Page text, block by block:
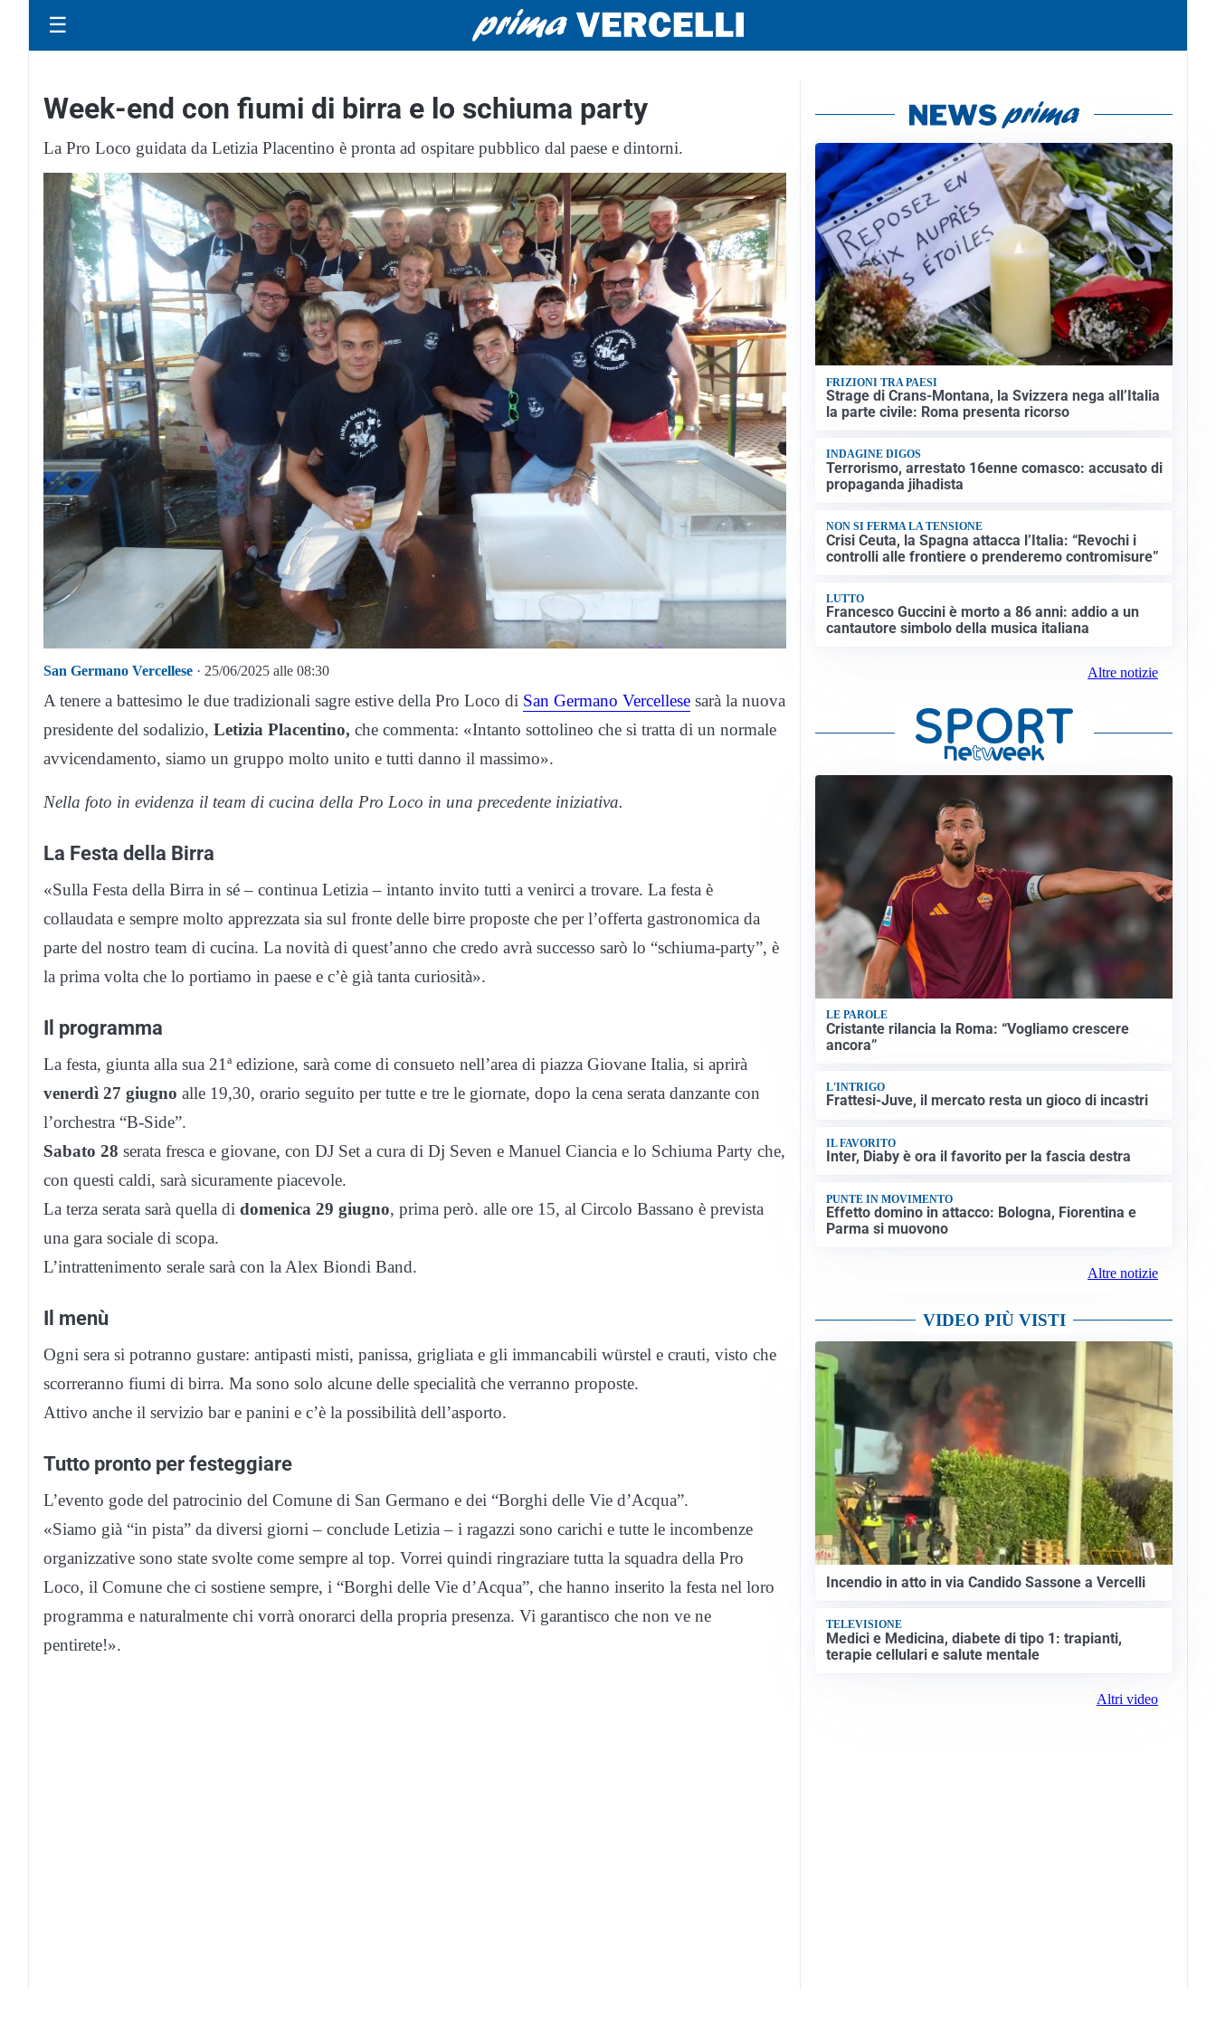
☰
Week-end con fiumi di birra e lo schiuma party
La Pro Loco guidata da Letizia Placentino è pronta ad ospitare pubblico dal paese e dintorni.
San Germano Vercellese · 25/06/2025 alle 08:30
A tenere a battesimo le due tradizionali sagre estive della Pro Loco di San Germano Vercellese sarà la nuova
presidente del sodalizio, Letizia Placentino, che commenta: «Intanto sottolineo che si tratta di un normale
avvicendamento, siamo un gruppo molto unito e tutti danno il massimo».
Nella foto in evidenza il team di cucina della Pro Loco in una precedente iniziativa.
La Festa della Birra
«Sulla Festa della Birra in sé – continua Letizia – intanto invito tutti a venirci a trovare. La festa è
collaudata e sempre molto apprezzata sia sul fronte delle birre proposte che per l’offerta gastronomica da
parte del nostro team di cucina. La novità di quest’anno che credo avrà successo sarò lo “schiuma-party”, è
la prima volta che lo portiamo in paese e c’è già tanta curiosità».
Il programma
La festa, giunta alla sua 21ª edizione, sarà come di consueto nell’area di piazza Giovane Italia, si aprirà
venerdì 27 giugno alle 19,30, orario seguito per tutte e tre le giornate, dopo la cena serata danzante con
l’orchestra “B-Side”.
Sabato 28 serata fresca e giovane, con DJ Set a cura di Dj Seven e Manuel Ciancia e lo Schiuma Party che,
con questi caldi, sarà sicuramente piacevole.
La terza serata sarà quella di domenica 29 giugno, prima però. alle ore 15, al Circolo Bassano è prevista
una gara sociale di scopa.
L’intrattenimento serale sarà con la Alex Biondi Band.
Il menù
Ogni sera si potranno gustare: antipasti misti, panissa, grigliata e gli immancabili würstel e crauti, visto che
scorreranno fiumi di birra. Ma sono solo alcune delle specialità che verranno proposte.
Attivo anche il servizio bar e panini e c’è la possibilità dell’asporto.
Tutto pronto per festeggiare
L’evento gode del patrocinio del Comune di San Germano e dei “Borghi delle Vie d’Acqua”.
«Siamo già “in pista” da diversi giorni – conclude Letizia – i ragazzi sono carichi e tutte le incombenze
organizzative sono state svolte come sempre al top. Vorrei quindi ringraziare tutta la squadra della Pro
Loco, il Comune che ci sostiene sempre, i “Borghi delle Vie d’Acqua”, che hanno inserito la festa nel loro
programma e naturalmente chi vorrà onorarci della propria presenza. Vi garantisco che non ve ne
pentirete!».
FRIZIONI TRA PAESI
Strage di Crans-Montana, la Svizzera nega all’Italia
la parte civile: Roma presenta ricorso
INDAGINE DIGOS
Terrorismo, arrestato 16enne comasco: accusato di
propaganda jihadista
NON SI FERMA LA TENSIONE
Crisi Ceuta, la Spagna attacca l’Italia: “Revochi i
controlli alle frontiere o prenderemo contromisure”
LUTTO
Francesco Guccini è morto a 86 anni: addio a un
cantautore simbolo della musica italiana
Altre notizie
LE PAROLE
Cristante rilancia la Roma: “Vogliamo crescere
ancora”
L'INTRIGO
Frattesi-Juve, il mercato resta un gioco di incastri
IL FAVORITO
Inter, Diaby è ora il favorito per la fascia destra
PUNTE IN MOVIMENTO
Effetto domino in attacco: Bologna, Fiorentina e
Parma si muovono
Altre notizie
VIDEO PIÙ VISTI
Incendio in atto in via Candido Sassone a Vercelli
TELEVISIONE
Medici e Medicina, diabete di tipo 1: trapianti,
terapie cellulari e salute mentale
Altri video